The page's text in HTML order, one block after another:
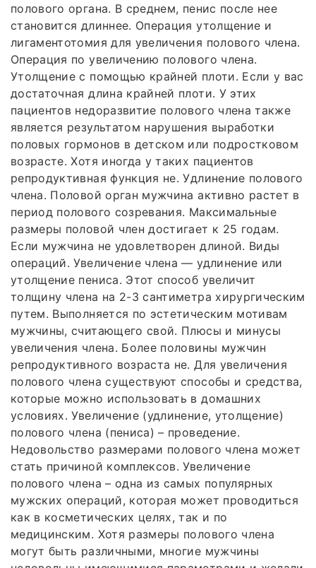
полового органа. В среднем, пенис после нее
становится длиннее. Операция утолщение и
лигаментотомия для увеличения полового члена.
Операция по увеличению полового члена.
Утолщение с помощью крайней плоти. Если у вас
достаточная длина крайней плоти. У этих
пациентов недоразвитие полового члена также
является результатом нарушения выработки
половых гормонов в детском или подростковом
возрасте. Хотя иногда у таких пациентов
репродуктивная функция не. Удлинение полового
члена. Половой орган мужчина активно растет в
период полового созревания. Максимальные
размеры половой член достигает к 25 годам.
Если мужчина не удовлетворен длиной. Виды
операций. Увеличение члена — удлинение или
утолщение пениса. Этот способ увеличит
толщину члена на 2-3 сантиметра хирургическим
путем. Выполняется по эстетическим мотивам
мужчины, считающего свой. Плюсы и минусы
увеличения члена. Более половины мужчин
репродуктивного возраста не. Для увеличения
полового члена существуют способы и средства,
которые можно использовать в домашних
условиях. Увеличение (удлинение, утолщение)
полового члена (пениса) – проведение.
Недовольство размерами полового члена может
стать причиной комплексов. Увеличение
полового члена – одна из самых популярных
мужских операций, которая может проводиться
как в косметических целях, так и по
медицинским. Хотя размеры полового члена
могут быть различными, многие мужчины